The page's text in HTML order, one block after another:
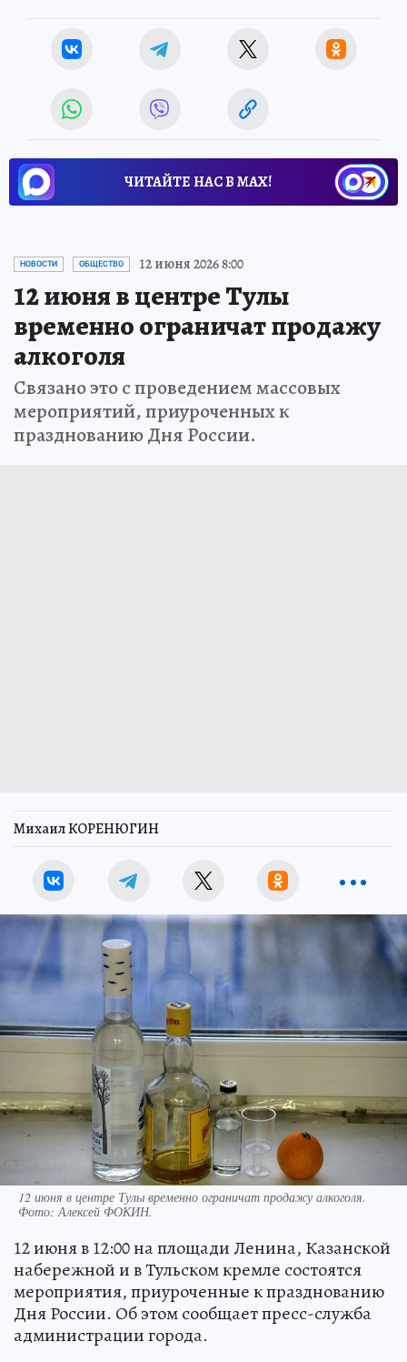
ЧИТАЙТЕ НАС В МАХ!
НОВОСТИ ОБЩЕСТВО 12 июня 2026 8:00
12 июня в центре Тулы
временно ограничат продажу
алкоголя
Связано это с проведением массовых
мероприятий, приуроченных к
празднованию Дня России.
Михаил КОРЕНЮГИН
12 июня в центре Тулы временно ограничат продажу алкоголя.
Фото:Алексей ФОКИН.
12 июня в 12:00 на площади Ленина, Казанской
набережной и в Тульском кремле состоятся
мероприятия, приуроченные к празднованию
Дня России. Об этом сообщает пресс-служба
администрации города.